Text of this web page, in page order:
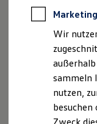
Anpfiff
ID.
Der
Der
Der
Der
Impressum &
Marketing
Wir
sammeln
nutzen,
besuchen
Zweck